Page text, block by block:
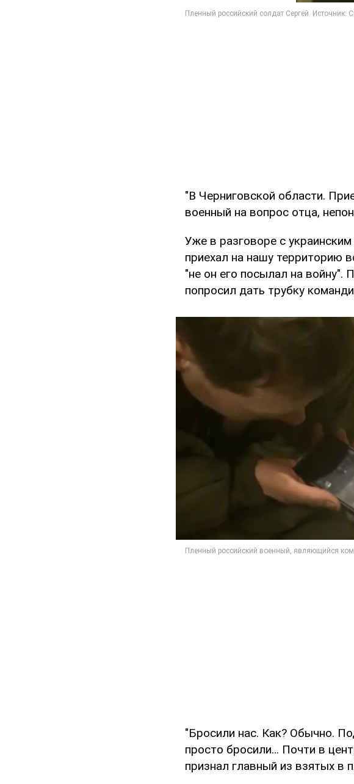
"В Черниговской области.
военный на вопрос отца,
Уже в разговоре с
приехал на нашу территорию
"не он его посылал на войну".
попросил дать трубку
"Бросили нас. Как? Обычно.
просто бросили… Почти в
признал главный из взятых в